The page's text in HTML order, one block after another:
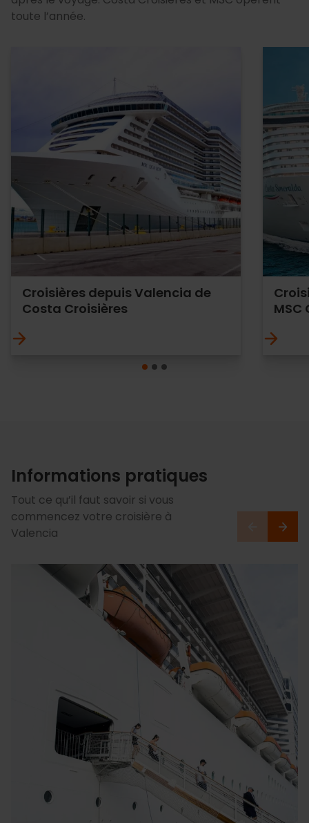
toute l’année.
Croisières depuis Valencia de
Costa Croisières
MSC
Informations pratiques
Tout ce qu’il faut savoir si vous
commencez votre croisière à
Valencia